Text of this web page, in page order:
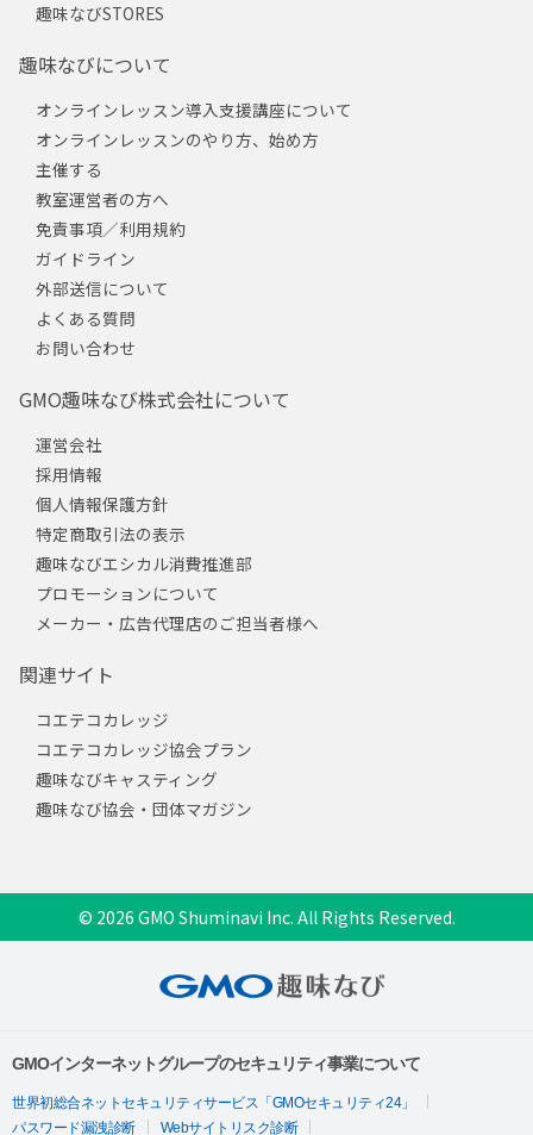
趣味なびSTORES
趣味なびについて
オンラインレッスン導入支援講座について
オンラインレッスンのやり方、始め方
主催する
教室運営者の方へ
免責事項／利用規約
ガイドライン
外部送信について
よくある質問
お問い合わせ
GMO趣味なび株式会社について
運営会社
採用情報
個人情報保護方針
特定商取引法の表示
趣味なびエシカル消費推進部
プロモーションについて
メーカー・広告代理店のご担当者様へ
関連サイト
コエテコカレッジ
コエテコカレッジ協会プラン
趣味なびキャスティング
趣味なび協会・団体マガジン
© 2026 GMO Shuminavi Inc. All Rights Reserved.